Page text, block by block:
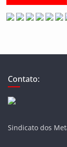
Contato:
Sindicato dos